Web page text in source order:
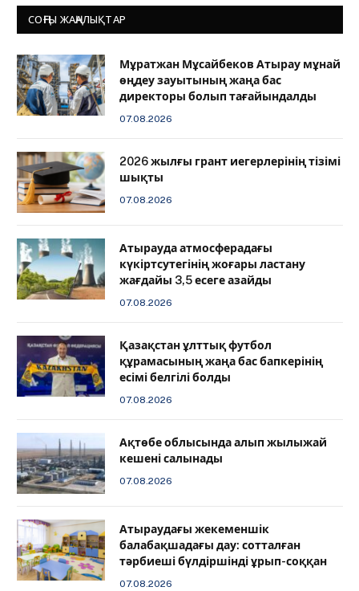
СОҢҒЫ ЖАҢАЛЫҚТАР
Мұратжан Мұсайбеков Атырау мұнай
өңдеу зауытының жаңа бас
директоры болып тағайындалды
07.08.2026
2026 жылғы грант иегерлерінің тізімі
шықты
07.08.2026
Атырауда атмосферадағы
күкіртсутегінің жоғары ластану
жағдайы 3,5 есеге азайды
07.08.2026
Қазақстан ұлттық футбол
құрамасының жаңа бас бапкерінің
есімі белгілі болды
07.08.2026
Ақтөбе облысында алып жылыжай
кешені салынады
07.08.2026
Атыраудағы жекеменшік
балабақшадағы дау: сотталған
тәрбиеші бүлдіршінді ұрып-соққан
07.08.2026